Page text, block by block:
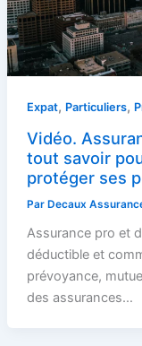
Expat, Particuliers,
Vidéo.
tout savoir
protéger ses
Par Decaux
Assurance pro et
déductible et
prévoyance,
des assurances…